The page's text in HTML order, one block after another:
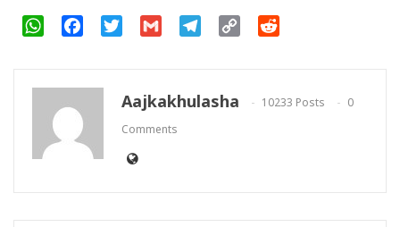
WhatsAppFacebookTwitter Gmail Telegram
Copy
Aajkakhulasha 10233 Posts
0
Comments